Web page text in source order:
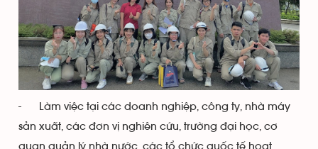
- Làm việc tại các doanh nghiệp, công ty, nhà máy
sản xuất, các đơn vị nghiên cứu, trường đại học, cơ
quan quản lý nhà nước, các tổ chức quốc tế hoạt